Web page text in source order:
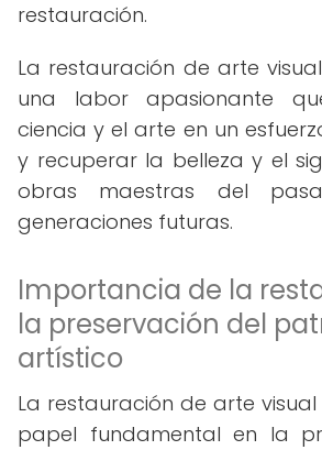
restauración.
La restauración de arte
una labor apasionante
ciencia y el arte en un
y recuperar la belleza y el
obras maestras del
generaciones futuras.
Importancia de la
la preservación del
artístico
La restauración de arte
papel fundamental en la